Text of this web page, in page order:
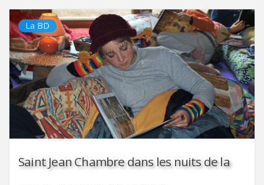
La BD
Saint Jean Chambre dans les nuits de la